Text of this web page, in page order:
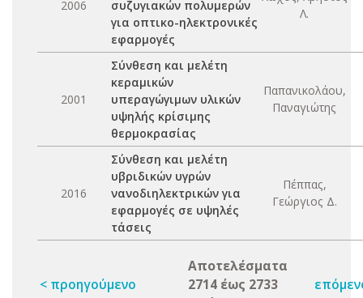
2006
συζυγιακών πολυμερών
για οπτικο-ηλεκτρονικές
εφαρμογές
Λ.
2001
Σύνθεση και μελέτη
κεραμικών
υπεραγώγιμων υλικών
υψηλής κρίσιμης
θερμοκρασίας
Παπανικολάου,
Παναγιώτης
2016
Σύνθεση και μελέτη
υβριδικών υγρών
νανοδιηλεκτρικών για
εφαρμογές σε υψηλές
τάσεις
Πέππας,
Γεώργιος Δ.
< προηγούμενο
Αποτελέσματα
2714 έως 2733